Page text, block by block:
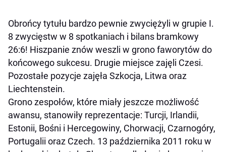
Obrońcy tytułu bardzo pewnie zwyciężyli w grupie I.
8 zwycięstw w 8 spotkaniach i bilans bramkowy
26:6! Hiszpanie znów weszli w grono faworytów do
końcowego sukcesu. Drugie miejsce zajęli Czesi.
Pozostałe pozycje zajęła Szkocja, Litwa oraz
Liechtenstein.
Grono zespołów, które miały jeszcze możliwość
awansu, stanowiły reprezentacje: Turcji, Irlandii,
Estonii, Bośni i Hercegowiny, Chorwacji, Czarnogóry,
Portugalii oraz Czech. 13 października 2011 roku w